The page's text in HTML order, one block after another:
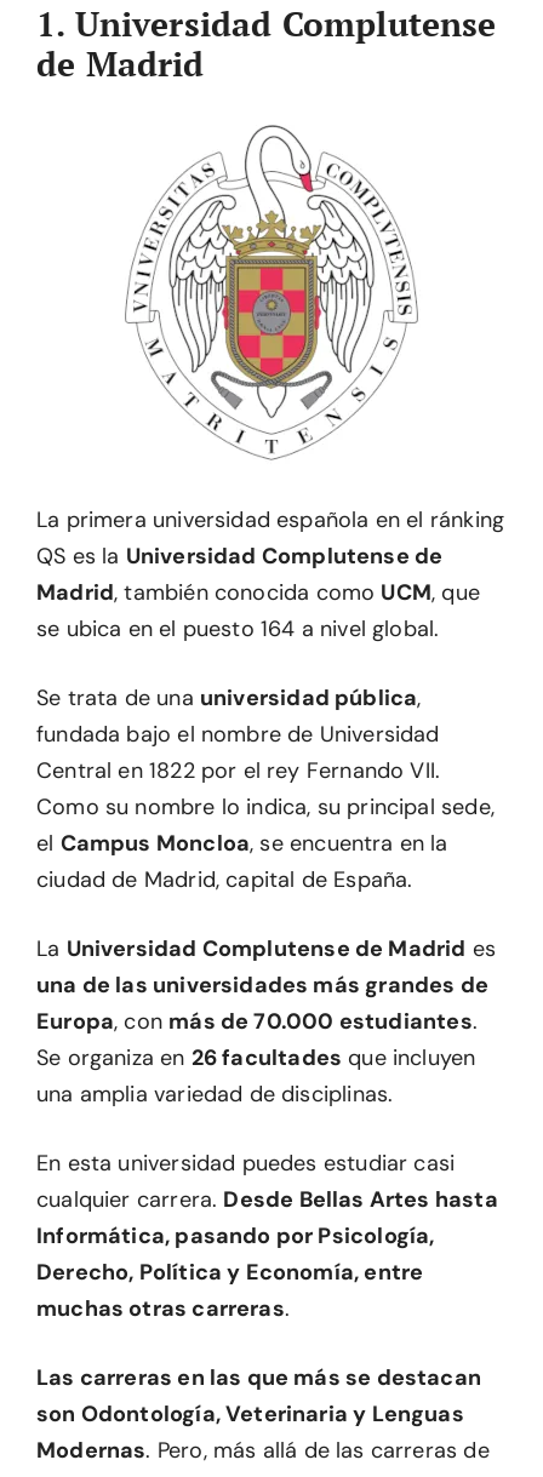
1. Universidad Complutense
de Madrid
La primera universidad española en el ránking
QS es la Universidad Complutense de
Madrid, también conocida como UCM, que
se ubica en el puesto 164 a nivel global.
Se trata de una universidad pública,
fundada bajo el nombre de Universidad
Central en 1822 por el rey Fernando VII.
Como su nombre lo indica, su principal sede,
el Campus Moncloa, se encuentra en la
ciudad de Madrid, capital de España.
La Universidad Complutense de Madrid es
una de las universidades más grandes de
Europa, con más de 70.000 estudiantes.
Se organiza en 26 facultades que incluyen
una amplia variedad de disciplinas.
En esta universidad puedes estudiar casi
cualquier carrera. Desde Bellas Artes hasta
Informática, pasando por Psicología,
Derecho, Política y Economía, entre
muchas otras carreras.
Las carreras en las que más se destacan
son Odontología, Veterinaria y Lenguas
Modernas. Pero, más allá de las carreras de